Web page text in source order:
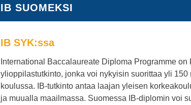
IB SUOMEKSI
IB SYK:ssa
International Baccalaureate Diploma Programme on
ylioppilastutkinto, jonka voi nykyisin suorittaa yli 150
koulussa. IB-tutkinto antaa laajan yleisen
ja muualla maailmassa. Suomessa IB-diplomin voi